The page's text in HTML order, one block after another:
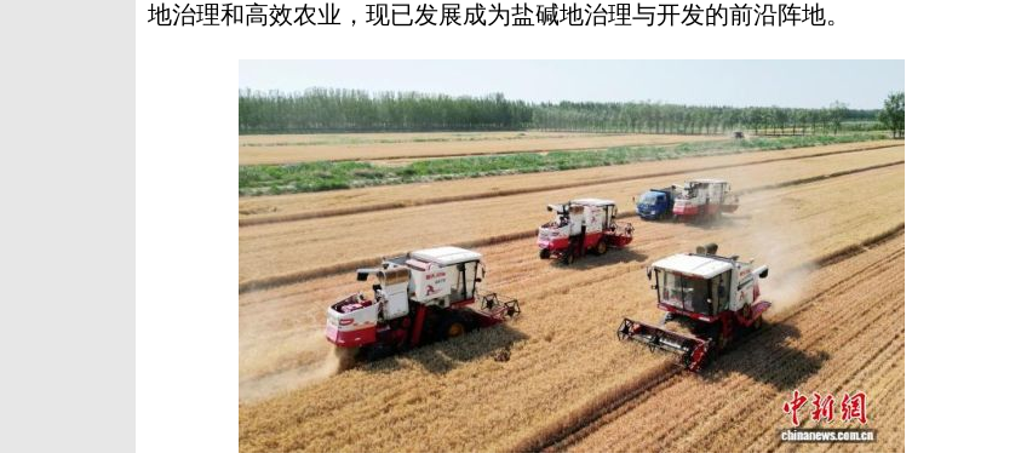
地治理和高效农业，现已发展成为盐碱地治理与开发的前沿阵地。